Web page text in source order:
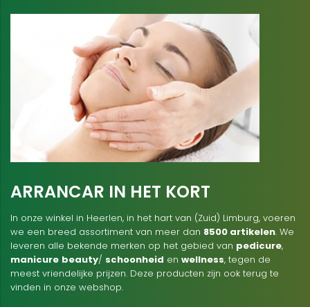
ARRANCAR IN HET KORT
In onze winkel in Heerlen, in het hart van (Zuid) Limburg, voeren
we een breed assortiment van meer dan 8500 artikelen. We
leveren alle bekende merken op het gebied van pedicure,
manicure beauty/ schoonheid en wellness, tegen de
meest vriendelijke prijzen. Deze producten zijn ook terug te
vinden in onze webshop.